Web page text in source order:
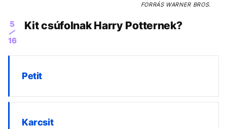
FORRÁSWARNER BROS.
5
16
Kit csúfolnak Harry Potternek?
Petit
Karcsit